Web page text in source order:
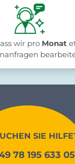
wir pro Monat
SIE
78 195 633